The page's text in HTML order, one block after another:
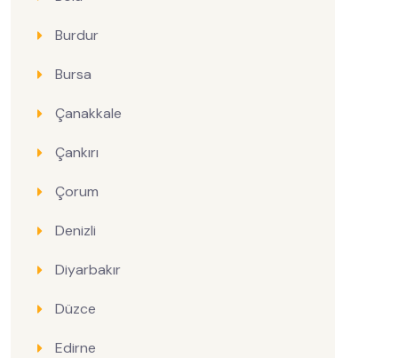
Burdur
Bursa
Çanakkale
Çankırı
Çorum
Denizli
Diyarbakır
Düzce
Edirne